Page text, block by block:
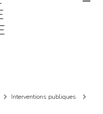
territoires
Interventions publiques